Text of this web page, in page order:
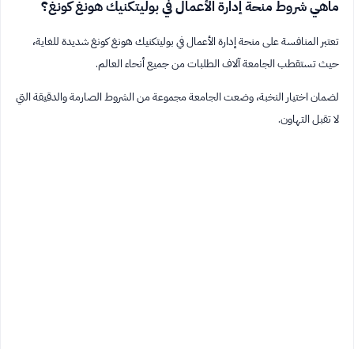
ماهي شروط منحة إدارة الأعمال في بوليتكنيك هونغ كونغ؟
تعتبر المنافسة على منحة إدارة الأعمال في بوليتكنيك هونغ كونغ شديدة للغاية،
حيث تستقطب الجامعة آلاف الطلبات من جميع أنحاء العالم.
لضمان اختيار النخبة، وضعت الجامعة مجموعة من الشروط الصارمة والدقيقة التي
لا تقبل التهاون.